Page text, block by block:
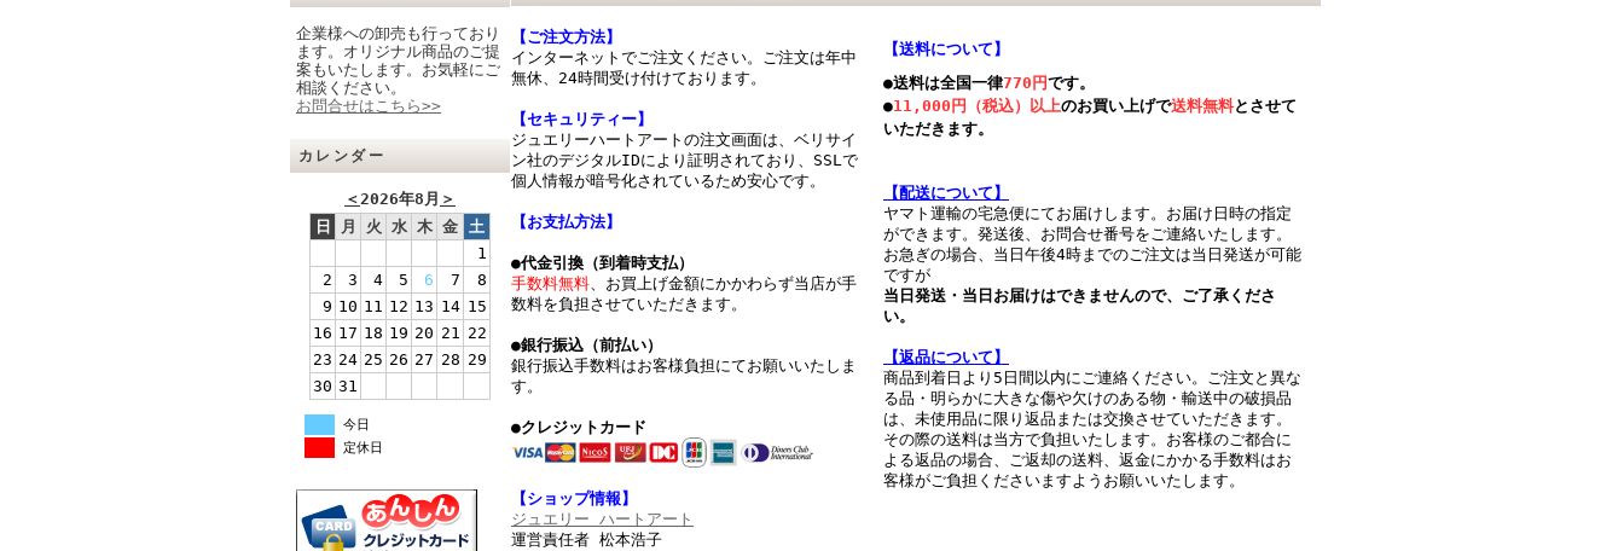
企業様への卸売も行っており
ます。オリジナル商品のご提
案もいたします。お気軽にご
相談ください。
お問合せはこちら>>
カレンダー
＜2026年8月 ＞
日
月 火 水 木 金 土
1
2
3 4 5 6 7
8
9 10 11 12 13 14 15
16 17 18 19 20 21 22
23 24 25 26 27 28 29
30 31
今日
定休日
【ご注文方法】
インターネットでご注文ください。ご注文は年中
無休、24時間受け付けております。
【セキュリティー】
ジュエリーハートアートの注文画面は、ベリサイ
ン社のデジタルIDにより証明されており、SSLで
個人情報が暗号化されているため安心です。
【お支払方法】
●代金引換（到着時支払）
手数料無料、お買上げ金額にかかわらず当店が手
数料を負担させていただきます。
●銀行振込（前払い）
銀行振込手数料はお客様負担にてお願いいたしま
す。
●クレジットカード
【ショップ情報】
ジュエリー ハートアート
運営責任者 松本浩子
【送料について】
●送料は全国一律770円です。
●11,000円（税込）以上のお買い上げで送料無料とさせて
いただきます。
【配送について】
ヤマト運輸の宅急便にてお届けします。お届け日時の指定
ができます。発送後、お問合せ番号をご連絡いたします。
お急ぎの場合、当日午後4時までのご注文は当日発送が可能
ですが
当日発送・当日お届けはできませんので、ご了承くださ
い。
【返品について】
商品到着日より5日間以内にご連絡ください。ご注文と異な
る品・明らかに大きな傷や欠けのある物・輸送中の破損品
は、未使用品に限り返品または交換させていただきます。
その際の送料は当方で負担いたします。お客様のご都合に
よる返品の場合、ご返却の送料、返金にかかる手数料はお
客様がご負担くださいますようお願いいたします。